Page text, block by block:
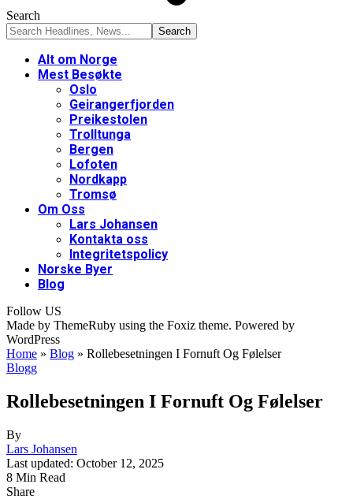
Search
Alt om Norge
Mest Besøkte
Oslo
Geirangerfjorden
Preikestolen
Trolltunga
Bergen
Lofoten
Nordkapp
Tromsø
Om Oss
Lars Johansen
Kontakta oss
Integritetspolicy
Norske Byer
Blog
Follow US
Made by ThemeRuby using the Foxiz theme. Powered by
WordPress
Home » Blog » Rollebesetningen I Fornuft Og Følelser
Blogg
Rollebesetningen I Fornuft Og Følelser
By
Lars Johansen
Last updated: October 12, 2025
8 Min Read
Share